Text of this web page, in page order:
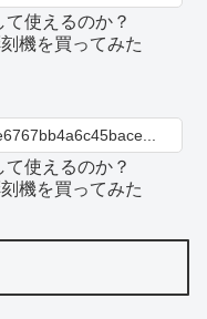
使えるのか？
機を買ってみた
使えるのか？
機を買ってみた